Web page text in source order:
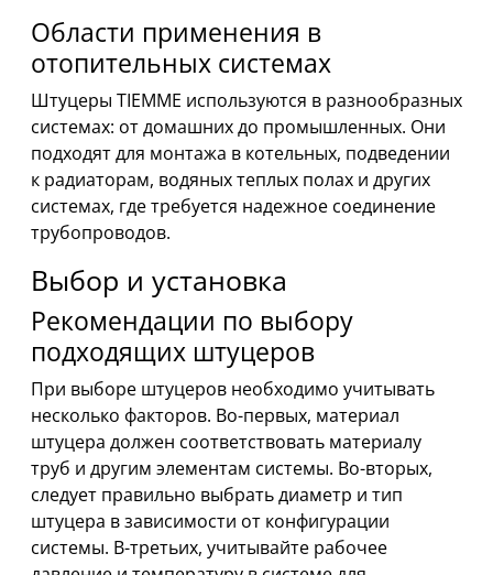
Области применения в
отопительных системах
Штуцеры TIEMME используются в разнообразных
системах: от домашних до промышленных. Они
подходят для монтажа в котельных, подведении
к радиаторам, водяных теплых полах и других
системах, где требуется надежное соединение
трубопроводов.
Выбор и установка
Рекомендации по выбору
подходящих штуцеров
При выборе штуцеров необходимо учитывать
несколько факторов. Во-первых, материал
штуцера должен соответствовать материалу
труб и другим элементам системы. Во-вторых,
следует правильно выбрать диаметр и тип
штуцера в зависимости от конфигурации
системы. В-третьих, учитывайте рабочее